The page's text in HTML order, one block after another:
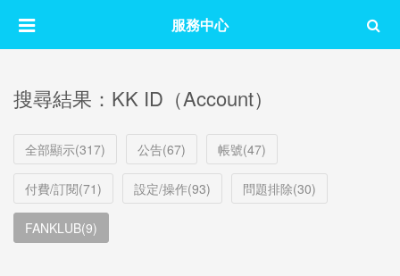
服務中心
搜尋結果：KK ID（Account）
全部顯示(317) 公告(67) 帳號(47)
付費/訂閱(71) 設定/操作(93) 問題排除(30)
FANKLUB(9)